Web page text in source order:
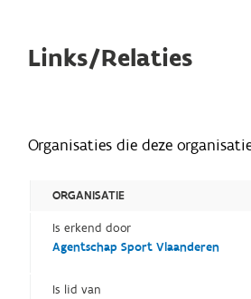
Links/Relaties
Organisaties die deze
ORGANISATIE
Is erkend door
Agentschap Sport Vlaanderen
Is lid van